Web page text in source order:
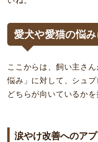
愛犬や愛猫の悩
ここからは、飼い主さ
悩み」に対して、シュ
どちらが向いているかを
涙やけ改善へのア